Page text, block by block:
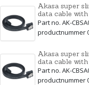
Akasa super
data cable with
Part no. AK-
productnummer
Akasa super
data cable with
Part no. AK-
productnummer